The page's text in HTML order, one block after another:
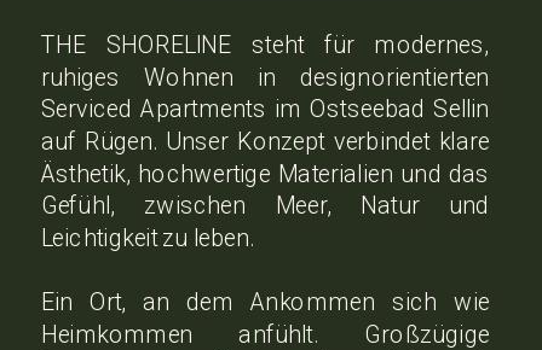
THE SHORELINE steht für modernes,
ruhiges Wohnen in designorientierten
Serviced Apartments im Ostseebad Sellin
auf Rügen. Unser Konzept verbindet klare
Ästhetik, hochwertige Materialien und das
Gefühl, zwischen Meer, Natur und
Leichtigkeit zu leben.
Ein Ort, an dem Ankommen sich wie
Heimkommen anfühlt. Großzügige